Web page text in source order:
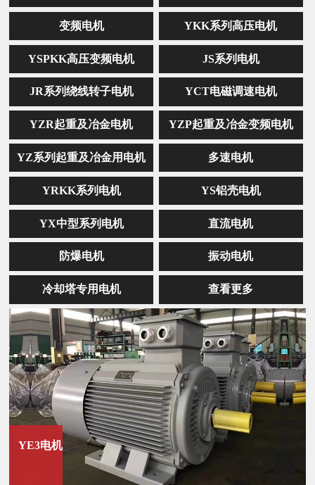
变频电机 YKK系列高压电机
YSPKK高压变频电机 JS系列电机
JR系列绕线转子电机 YCT电磁调速电机
YZR起重及冶金电机 YZP起重及冶金变频电机
YZ系列起重及冶金用电机 多速电机
YRKK系列电机 YS铝壳电机
YX中型系列电机 直流电机
防爆电机 振动电机
冷却塔专用电机 查看更多
YE3电机